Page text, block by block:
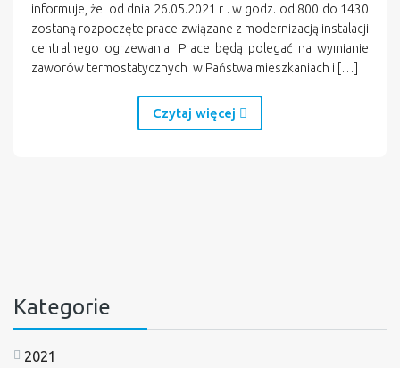
informuje, że: od dnia 26.05.2021 r . w godz. od 800 do 1430
zostaną rozpoczęte prace związane z modernizacją instalacji
centralnego ogrzewania. Prace będą polegać na wymianie
zaworów termostatycznych w Państwa mieszkaniach i […]
Czytaj więcej
Kategorie
2021